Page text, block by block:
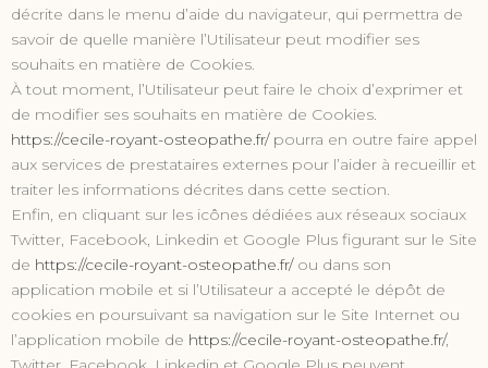
décrite dans le menu d’aide du navigateur, qui permettra de
savoir de quelle manière l’Utilisateur peut modifier ses
souhaits en matière de Cookies.
À tout moment, l’Utilisateur peut faire le choix d’exprimer et
de modifier ses souhaits en matière de Cookies.
https://cecile-royant-osteopathe.fr/pourra en outre faire appel
aux services de prestataires externes pour l’aider à recueillir et
traiter les informations décrites dans cette section.
Enfin, en cliquant sur les icônes dédiées aux réseaux sociaux
Twitter, Facebook, Linkedin et Google Plus figurant sur le Site
de https://cecile-royant-osteopathe.fr/ou dans son
application mobile et si l’Utilisateur a accepté le dépôt de
cookies en poursuivant sa navigation sur le Site Internet ou
l’application mobile de https://cecile-royant-osteopathe.fr/,